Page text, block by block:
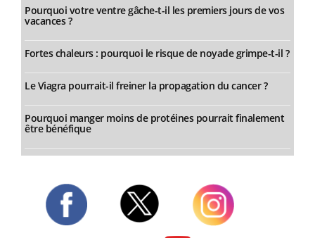
Pourquoi votre ventre gâche-t-il les premiers jours de vos
vacances ?
Fortes chaleurs : pourquoi le risque de noyade grimpe-t-il ?
Le Viagra pourrait-il freiner la propagation du cancer ?
Pourquoi manger moins de protéines pourrait finalement
être bénéfique